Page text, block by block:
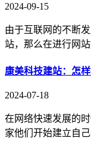
2024-09-15
由于互联网的不断
站，那么在进行网
康美科技建站：怎
2024-07-18
在网络快速发展的
家他们开始建立自己